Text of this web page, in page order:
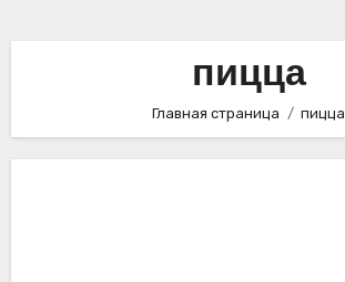
пицца
Главная страница пицца